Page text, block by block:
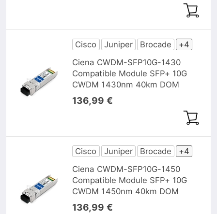
Cisco Juniper Brocade
+4
Ciena CWDM-SFP10G-1430
Compatible Module SFP+ 10G
CWDM 1430nm 40km DOM
136,99 €
Cisco Juniper Brocade
+4
Ciena CWDM-SFP10G-1450
Compatible Module SFP+ 10G
CWDM 1450nm 40km DOM
136,99 €